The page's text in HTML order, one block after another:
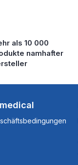
als 10 000
namhafter